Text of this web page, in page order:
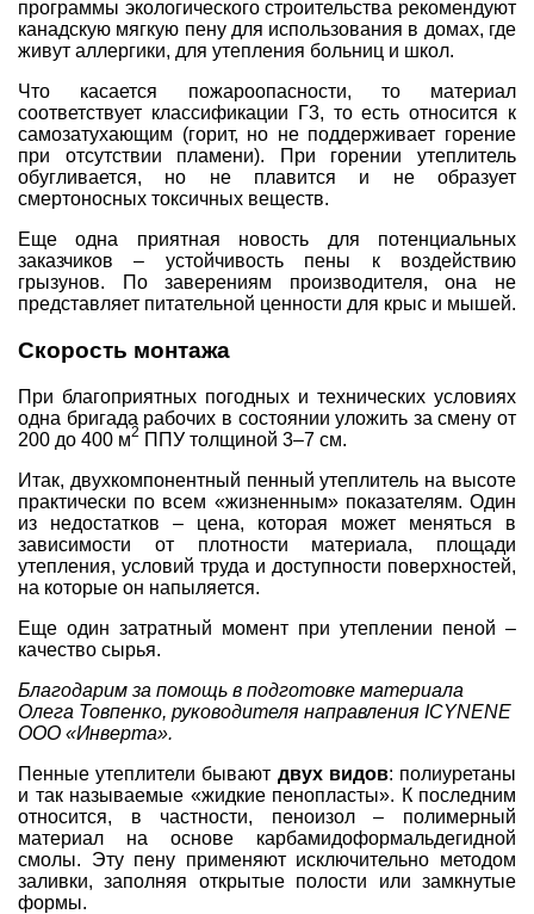
программы экологического строительства рекомендуют
канадскую мягкую пену для использования в домах, где
живут аллергики, для утепления больниц и школ.
Что касается пожароопасности, то материал
соответствует классификации Г3, то есть относится к
самозатухающим (горит, но не поддерживает горение
при отсутствии пламени). При горении утеплитель
обугливается, но не плавится и не образует
смертоносных токсичных веществ.
Еще одна приятная новость для потенциальных
заказчиков – устойчивость пены к воздействию
грызунов. По заверениям производителя, она не
представляет питательной ценности для крыс и мышей.
Скорость монтажа
При благоприятных погодных и технических условиях
одна бригада рабочих в состоянии уложить за смену от
200 до 400 м2 ППУ толщиной 3–7 см.
Итак, двухкомпонентный пенный утеплитель на высоте
практически по всем «жизненным» показателям. Один
из недостатков – цена, которая может меняться в
зависимости от плотности материала, площади
утепления, условий труда и доступности поверхностей,
на которые он напыляется.
Еще один затратный момент при утеплении пеной –
качество сырья.
Благодарим за помощь в подготовке материала
Олега Товпенко, руководителя направления ICYNENE
ООО «Инверта».
Пенные утеплители бывают двух видов: полиуретаны
и так называемые «жидкие пенопласты». К последним
относится, в частности, пеноизол – полимерный
материал на основе карбамидоформальдегидной
смолы. Эту пену применяют исключительно методом
заливки, заполняя открытые полости или замкнутые
формы.